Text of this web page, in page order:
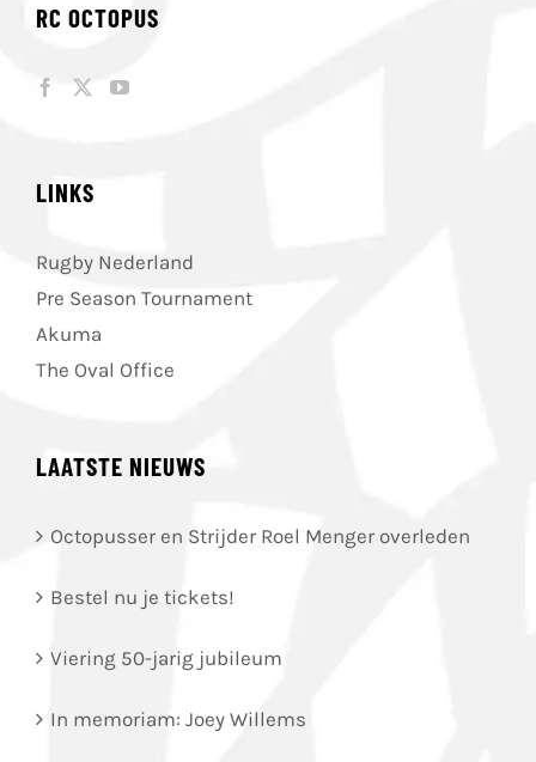
RC OCTOPUS
LINKS
Rugby Nederland
Pre Season Tournament
Akuma
The Oval Office
LAATSTE NIEUWS
Octopusser en Strijder Roel Menger overleden
Bestel nu je tickets!
Viering 50-jarig jubileum
In memoriam: Joey Willems